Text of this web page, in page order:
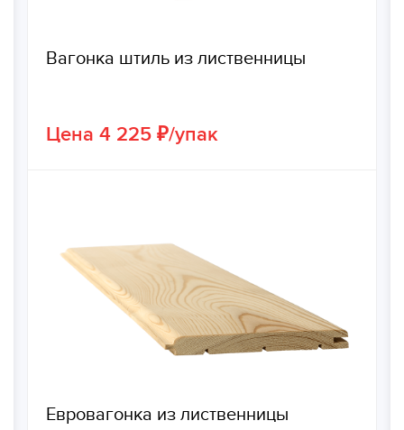
Вагонка штиль из лиственницы
Цена 4 225 ₽/упак
Евровагонка из лиственницы